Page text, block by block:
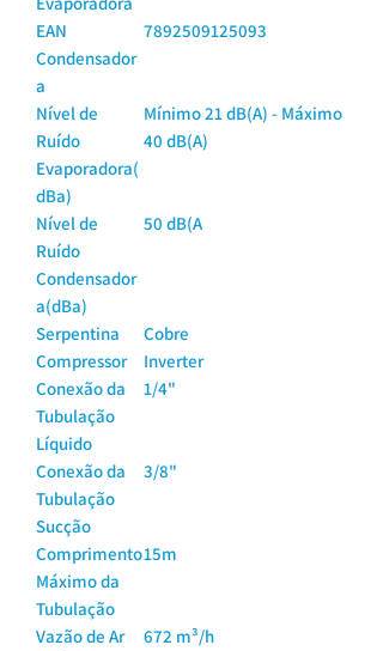
EAN
Condensador
a
7892509125093
Nível de
Ruído
Evaporadora(
dBa)
Mínimo 21 dB(A) - Máximo
40 dB(A)
Nível de
Ruído
Condensador
a(dBa)
50 dB(A
Serpentina
Cobre
Compressor
Inverter
Conexão da
Tubulação
Líquido
1/4"
Conexão da
Tubulação
Sucção
3/8"
Comprimento
Máximo da
Tubulação
15m
Vazão de Ar
672 m³/h